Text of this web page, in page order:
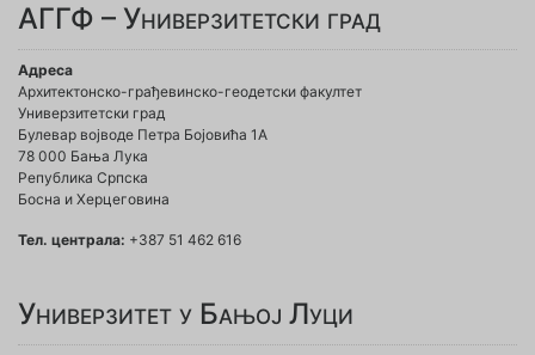
АГГФ – Универзитетски град
Адреса
Архитектонско-грађевинско-геодетски факултет
Универзитетски град
Булевар војводе Петра Бојовића 1A
78 000 Бања Лука
Република Српска
Босна и Херцеговина
Тел. централа: +387 51 462 616
Универзитет у Бањој Луци